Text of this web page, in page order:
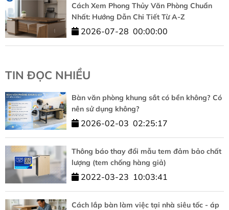
Cách Xem Phong Thủy Văn Phòng Chuẩn
Nhất: Hướng Dẫn Chi Tiết Từ A-Z
2026-07-28 00:00:00
TIN ĐỌC NHIỀU
Bàn văn phòng khung sắt có bền không? Có
nên sử dụng không?
2026-02-03 02:25:17
Thông báo thay đổi mẫu tem đảm bảo chất
lượng (tem chống hàng giả)
2022-03-23 10:03:41
Cách lắp bàn làm việc tại nhà siêu tốc - áp